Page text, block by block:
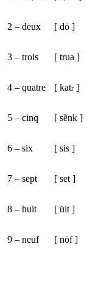
2 – deux [ dö ]
3 – trois [ trua ]
4 – quatre [ katr]
5 – cinq [ sẽnk ]
6 – six [ sis ]
7 – sept [ set ]
8 – huit [ üit ]
9 – neuf [ nöf ]